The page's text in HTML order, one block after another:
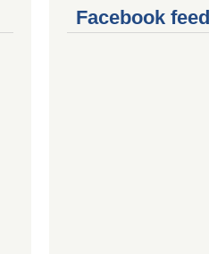
Facebook feed